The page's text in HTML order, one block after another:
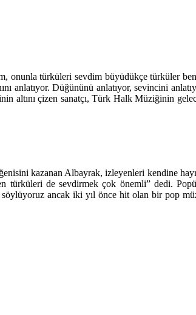
onunla türküleri sevdim büyüdükçe türküler
anlatıyor. Düğününü anlatıyor, sevincini
altını çizen sanatçı, Türk Halk Müziğinin
kazanan Albayrak, izleyenleri kendine
türküleri de sevdirmek çok önemli” dedi.
ancak iki yıl önce hit olan bir pop